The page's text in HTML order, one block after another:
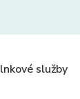
služby